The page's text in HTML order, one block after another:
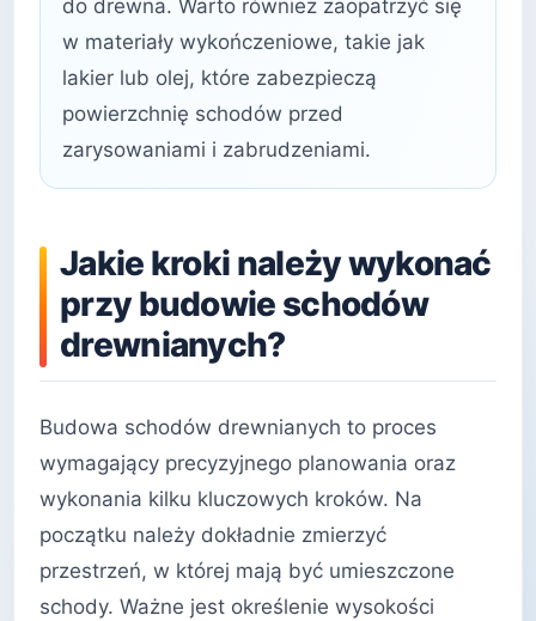
do drewna. Warto również zaopatrzyć się
w materiały wykończeniowe, takie jak
lakier lub olej, które zabezpieczą
powierzchnię schodów przed
zarysowaniami i zabrudzeniami.
Jakie kroki należy wykonać
przy budowie schodów
drewnianych?
Budowa schodów drewnianych to proces
wymagający precyzyjnego planowania oraz
wykonania kilku kluczowych kroków. Na
początku należy dokładnie zmierzyć
przestrzeń, w której mają być umieszczone
schody. Ważne jest określenie wysokości